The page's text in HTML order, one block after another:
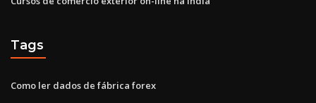
Tags
Como ler dados de fábrica forex